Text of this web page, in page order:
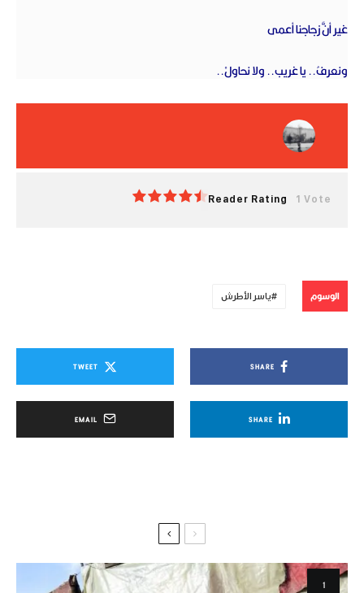
غير أنَّ زجاجنا أعمى‏
ونعرفُ.. يا غريب.. ولا نحاولْ..‏
Reader Rating 1 Vote
الوسوم ياسر الأطرش
SHARE
TWEET
SHARE
EMAIL